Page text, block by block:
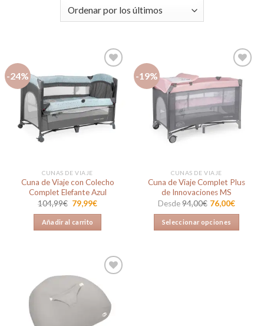
-24%
Añadir
a la
lista de
deseos
CUNAS DE VIAJE
Cuna de Viaje con Colecho
Complet Elefante Azul
104,99€ El
precio
original
era:
104,99€.
79,99€El
79,99€.
Añadir al carrito
-19%
a la
deseos
CUNAS DE VIAJE
Cuna de Viaje Complet Plus
de Innovaciones MS
Desde94,00€ 76,00€
Seleccionar opciones
Añadir
a la
lista de